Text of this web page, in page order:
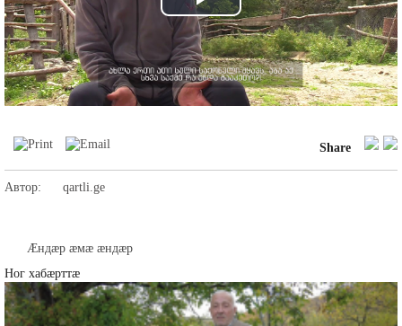
Play
Video
Share
Автор: qartli.ge
Æндæр æмæ æндæр
Ног хабæрттæ